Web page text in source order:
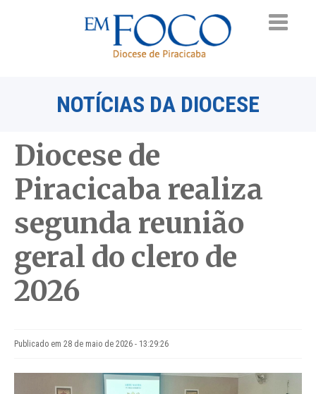
NOTÍCIAS DA DIOCESE
Diocese de
Piracicaba realiza
segunda reunião
geral do clero de
2026
Publicado em 28 de maio de 2026 - 13:29:26